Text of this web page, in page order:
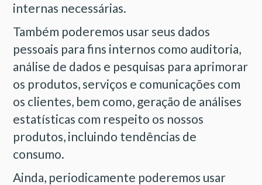
internas necessárias.
Também poderemos usar seus dados
pessoais para fins internos como auditoria,
análise de dados e pesquisas para aprimorar
os produtos, serviços e comunicações com
os clientes, bem como, geração de análises
estatísticas com respeito os nossos
produtos, incluindo tendências de
consumo.
Ainda, periodicamente poderemos usar